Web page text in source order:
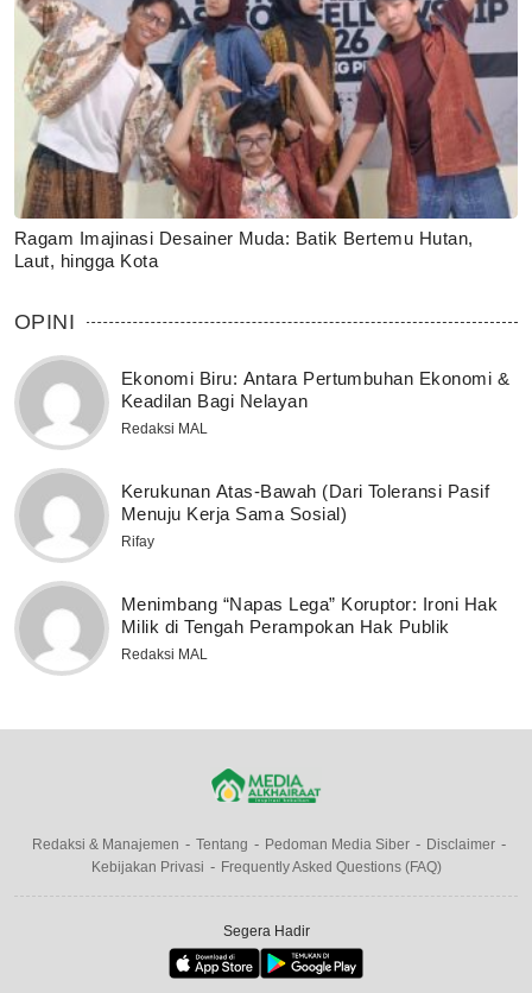
Ragam Imajinasi Desainer Muda: Batik Bertemu Hutan,
Laut, hingga Kota
OPINI
Ekonomi Biru: Antara Pertumbuhan Ekonomi &
Keadilan Bagi Nelayan
Redaksi MAL
Kerukunan Atas-Bawah (Dari Toleransi Pasif
Menuju Kerja Sama Sosial)
Rifay
Menimbang “Napas Lega” Koruptor: Ironi Hak
Milik di Tengah Perampokan Hak Publik
Redaksi MAL
Redaksi & Manajemen Tentang Pedoman Media Siber
Disclaimer
Kebijakan Privasi
Frequently Asked Questions (FAQ)
Segera Hadir